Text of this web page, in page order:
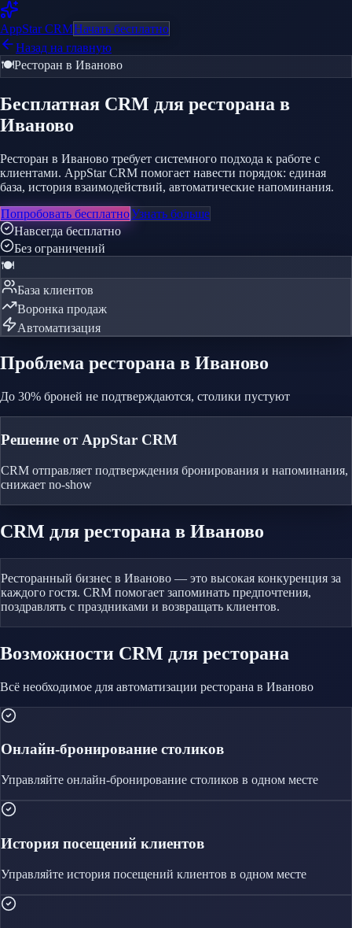
AppStarCRMНачать бесплатно
Назад на главную
🍽️Ресторан в Иваново
Бесплатная CRM для ресторана в
Иваново
Ресторан в Иваново требует системного подхода к работе с
клиентами. AppStar CRM помогает навести порядок: единая
база, история взаимодействий, автоматические напоминания.
Попробовать бесплатноУзнать больше
Навсегда бесплатно
Без ограничений
🍽️
База клиентов
Воронка продаж
Автоматизация
Проблема ресторана в Иваново
До 30% броней не подтверждаются, столики пустуют
Решение от AppStar CRM
CRM отправляет подтверждения бронирования и напоминания,
снижает no-show
CRM для ресторана в Иваново
Ресторанный бизнес в Иваново — это высокая конкуренция за
каждого гостя. CRM помогает запоминать предпочтения,
поздравлять с праздниками и возвращать клиентов.
Возможности CRM для ресторана
Всё необходимое для автоматизации ресторана в Иваново
Онлайн-бронирование столиков
Управляйте онлайн-бронирование столиков в одном месте
История посещений клиентов
Управляйте история посещений клиентов в одном месте